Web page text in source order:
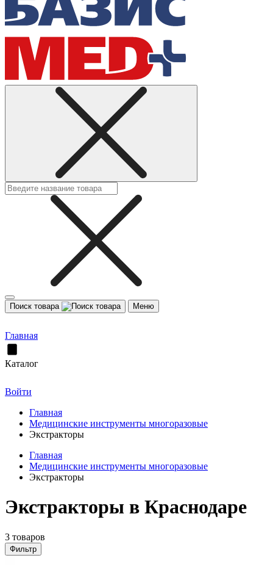
Поиск товара Меню
Главная
Каталог
Войти
Главная
Медицинские инструменты многоразовые
Экстракторы
Главная
Медицинские инструменты многоразовые
Экстракторы
Экстракторы в Краснодаре
3 товаров
Фильтр